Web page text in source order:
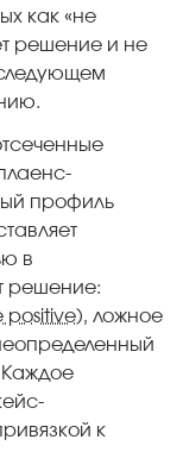
как «не
решение и не
профиль
в
решение:
positive), ложное
Каждое
к